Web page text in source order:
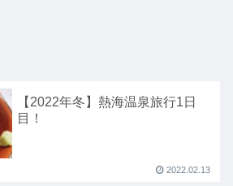
【2022年冬】熱海温泉旅行1日
目！
2022.02.13